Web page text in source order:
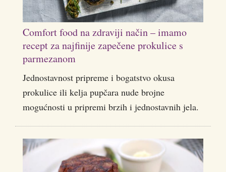
Comfort food na zdraviji način – imamo
recept za najfinije zapečene prokulice s
parmezanom
Jednostavnost pripreme i bogatstvo okusa
prokulice ili kelja pupčara nude brojne
mogućnosti u pripremi brzih i jednostavnih jela.